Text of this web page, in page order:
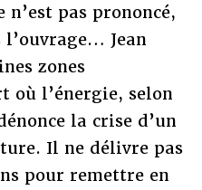
pas prononcé,
Jean
zones
où l’énergie, selon
la crise d’un
Il ne délivre pas
pour remettre en